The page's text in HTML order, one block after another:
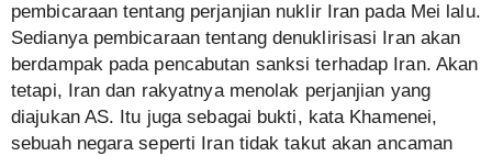
pembicaraan tentang perjanjian nuklir Iran pada Mei lalu.
Sedianya pembicaraan tentang denuklirisasi Iran akan
berdampak pada pencabutan sanksi terhadap Iran. Akan
tetapi, Iran dan rakyatnya menolak perjanjian yang
diajukan AS. Itu juga sebagai bukti, kata Khamenei,
sebuah negara seperti Iran tidak takut akan ancaman